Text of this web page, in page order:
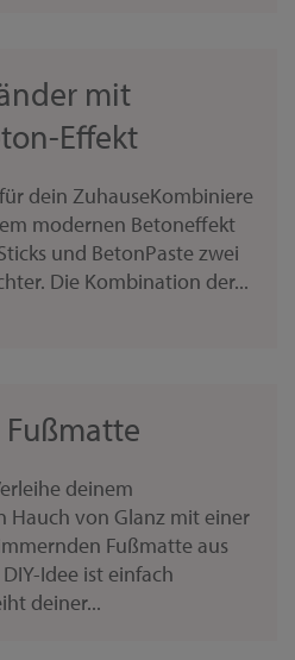
mit
Effekt
dein ZuhauseKombiniere
modernen Betoneffekt
und BetonPaste zwei
Die Kombination der...
deinem
Hauch von Glanz mit einer
Fußmatte aus
Idee ist einfach
deiner...